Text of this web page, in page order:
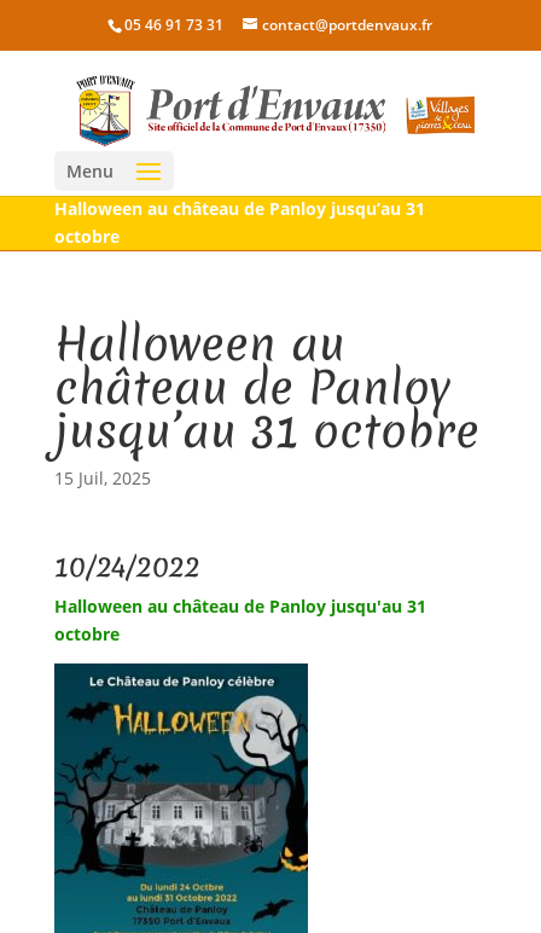
05 46 91 73 31 contact@portdenvaux.fr
Menu
Halloween au château de Panloy jusqu’au 31
octobre
Halloween au
château de Panloy
jusqu’au 31 octobre
15 Juil, 2025
10/24/2022
Halloween au château de Panloy jusqu'au 31
octobre